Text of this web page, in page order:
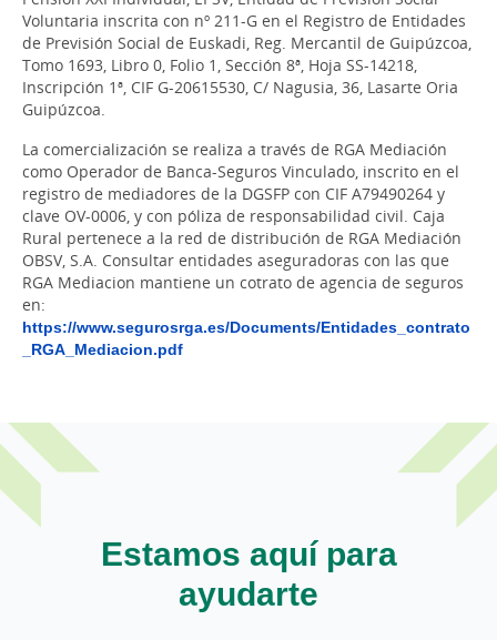
Voluntaria inscrita con nº 211-G en el Registro de Entidades
de Previsión Social de Euskadi, Reg. Mercantil de Guipúzcoa,
Tomo 1693, Libro 0, Folio 1, Sección 8ª, Hoja SS-14218,
Inscripción 1ª, CIF G-20615530, C/ Nagusia, 36, Lasarte Oria
Guipúzcoa.
La comercialización se realiza a través de RGA Mediación
como Operador de Banca-Seguros Vinculado, inscrito en el
registro de mediadores de la DGSFP con CIF A79490264 y
clave OV-0006, y con póliza de responsabilidad civil. Caja
Rural pertenece a la red de distribución de RGA Mediación
OBSV, S.A. Consultar entidades aseguradoras con las que
RGA Mediacion mantiene un cotrato de agencia de seguros
en:
https://www.segurosrga.es/Documents/Entidades_contrato
_RGA_Mediacion.pdf
Estamos aquí para
ayudarte